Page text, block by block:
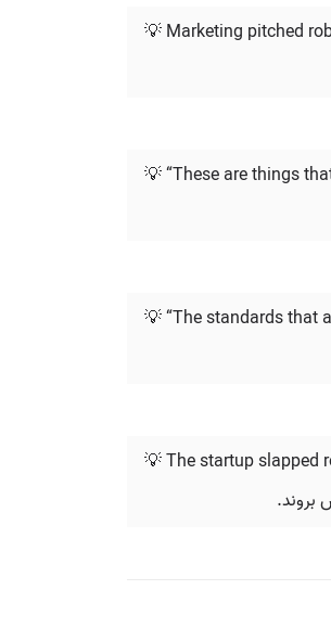
💡 Marketing pitched
💡 “These are things
💡 “The standards that
💡 The startup slapped
بروند.